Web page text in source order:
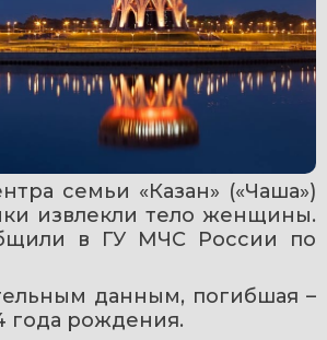
семьи «Казан» («Чаша»)
извлекли тело женщины.
в ГУ МЧС России по
данным, погибшая –
года рождения.